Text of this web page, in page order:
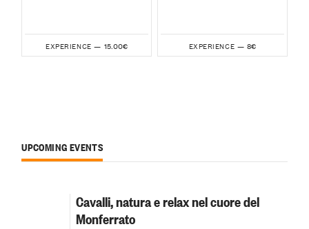
EXPERIENCE — 15.00€ EXPERIENCE — 8€
UPCOMING EVENTS
Cavalli, natura e relax nel cuore del
Monferrato